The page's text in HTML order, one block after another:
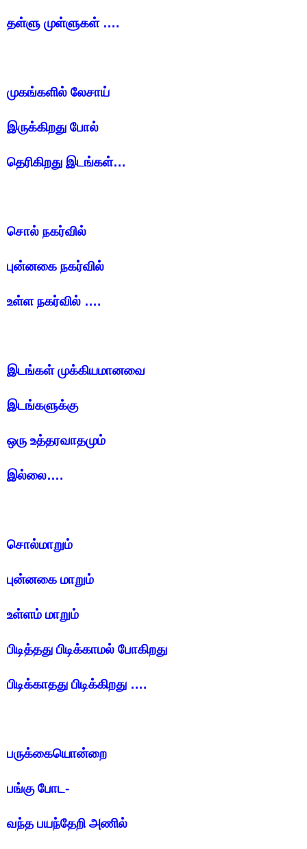
தள்ளு முள்ளுகள் ….
முகங்களில் லேசாய்
இருக்கிறது போல்
தெரிகிறது இடங்கள்…
சொல் நகர்வில்
புன்னகை நகர்வில்
உள்ள நகர்வில் ….
இடங்கள் முக்கியமானவை
இடங்களுக்கு
ஒரு உத்தரவாதமும்
இல்லை….
சொல்மாறும்
புன்னகை மாறும்
உள்ளம் மாறும்
பிடித்தது பிடிக்காமல் போகிறது
பிடிக்காதது பிடிக்கிறது ….
பருக்கையொன்றை
பங்கு போட-
வந்த பயந்தேறி அணில்